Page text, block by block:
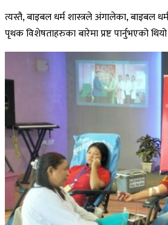
त्यस्तै, बाइबल धर्म शास्त्रले अंगालेका, बाइबल
पृथक विशेषताहरुका बारेमा प्रष्ट पार्नुभएको थियो